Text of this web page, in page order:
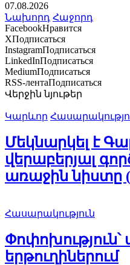
07.08.2026
Նախորդ Հաջորդ
FacebookНравится
XПодписаться
InstagramПодписаться
LinkedInПодписаться
MediumПодписаться
RSS-лентаПодписаться
Վերջին նյութեր
Կարևոր
Մեկնարկել է
վերաբերյալ
առաջին նիստը
Հասարակություն
երթուղիներում